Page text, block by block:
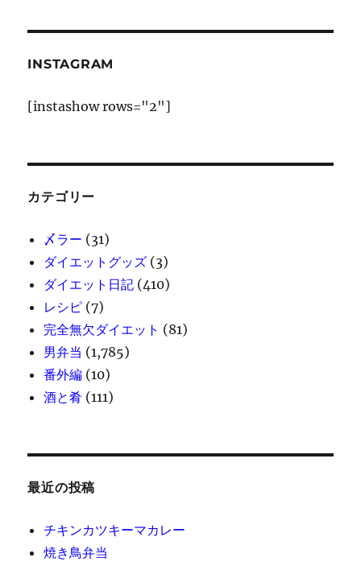
INSTAGRAM
[instashow rows="2"]
カテゴリー
〆ラー (31)
ダイエットグッズ (3)
ダイエット日記 (410)
レシピ (7)
完全無欠ダイエット (81)
男弁当 (1,785)
番外編 (10)
酒と肴 (111)
最近の投稿
チキンカツキーマカレー
焼き鳥弁当